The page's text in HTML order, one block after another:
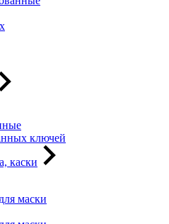
ключей
каски
маски